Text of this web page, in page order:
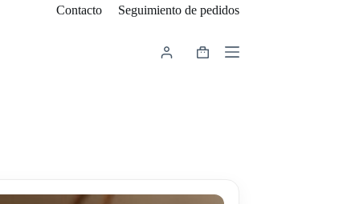
Contacto Seguimiento de pedidos
Carro